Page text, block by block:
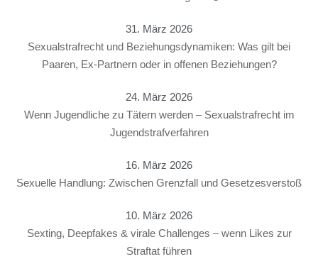
31. März 2026
Sexualstrafrecht und Beziehungsdynamiken: Was gilt bei
Paaren, Ex-Partnern oder in offenen Beziehungen?
24. März 2026
Wenn Jugendliche zu Tätern werden – Sexualstrafrecht im
Jugendstrafverfahren
16. März 2026
Sexuelle Handlung: Zwischen Grenzfall und Gesetzesverstoß
10. März 2026
Sexting, Deepfakes & virale Challenges – wenn Likes zur
Straftat führen